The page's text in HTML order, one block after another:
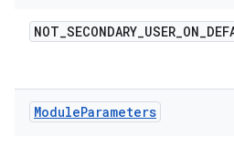
NOT_SECONDARY_USER_ON_
ModuleParameters